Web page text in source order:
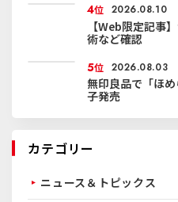
4位 2026.08.10
【Web限定記事
術など確認
5位 2026.08.03
無印良品で「ほ
子発売
カテゴリー
ニュース＆トピックス